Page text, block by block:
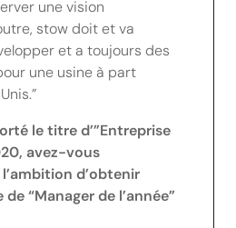
une vision
stow doit et va
et a toujours des
une usine à part
le titre d’”Entreprise
avez-vous
d’obtenir
“Manager de l’année”